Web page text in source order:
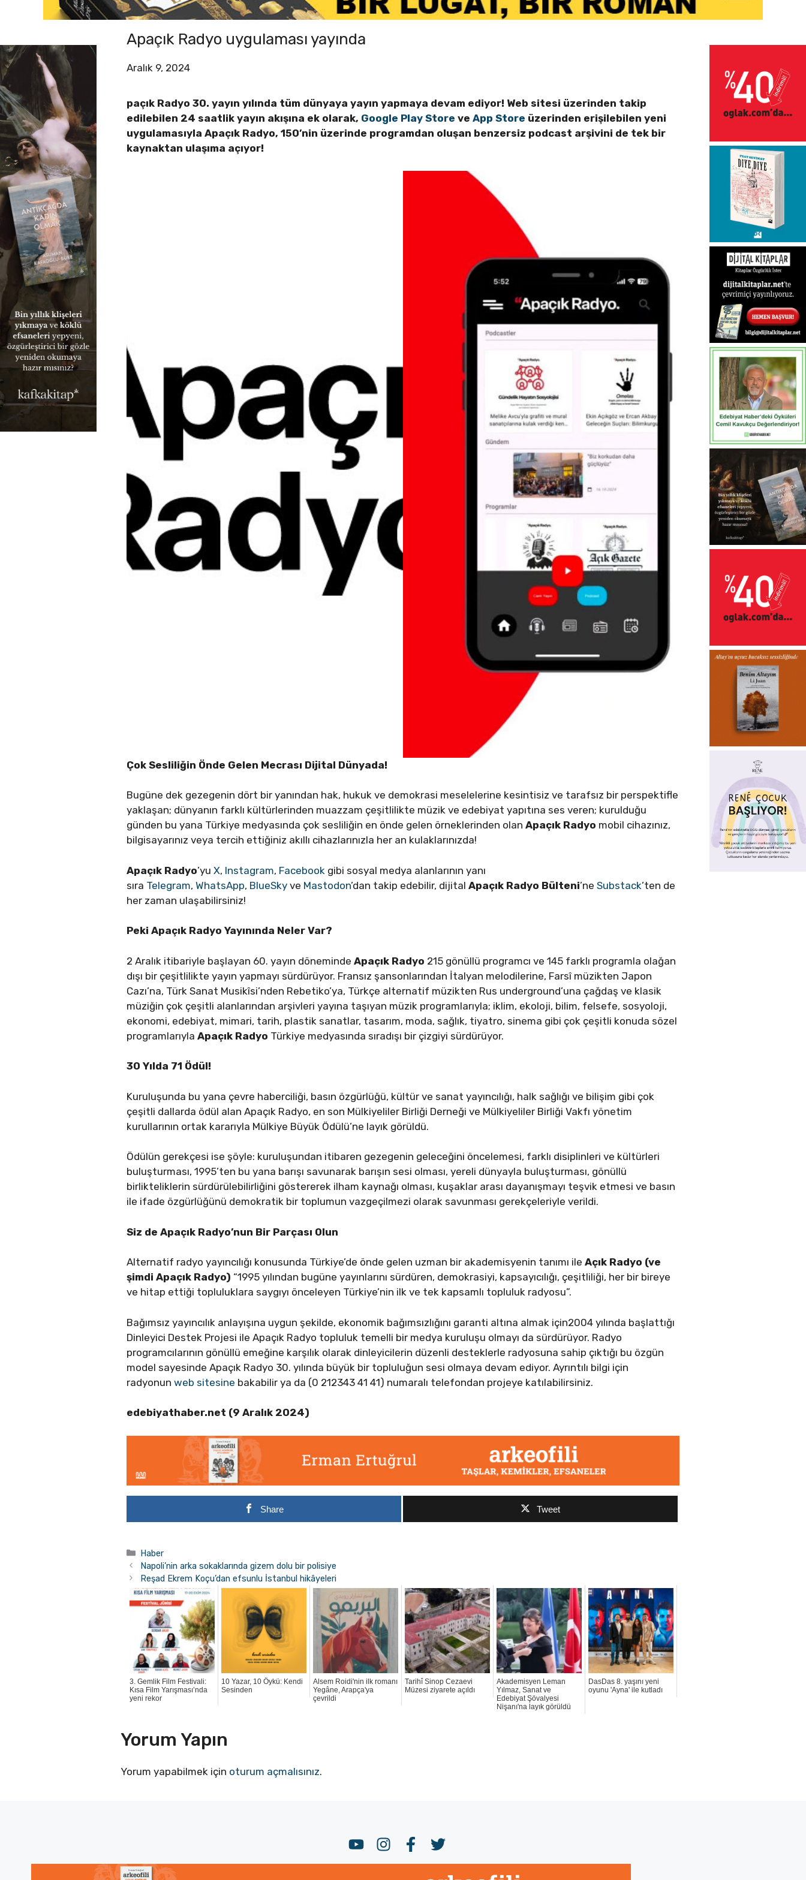
Apaçık Radyo uygulaması yayında
Aralık 9, 2024
paçık Radyo 30. yayın yılında tüm dünyaya yayın yapmaya devam ediyor! Web sitesi üzerinden takip
edilebilen 24 saatlik yayın akışına ek olarak, Google Play Store veApp Store üzerinden erişilebilen yeni
uygulamasıyla Apaçık Radyo, 150’nin üzerinde programdan oluşan benzersiz podcast arşivini de tek bir
kaynaktan ulaşıma açıyor!
Çok Sesliliğin Önde Gelen Mecrası Dijital Dünyada!
Bugüne dek gezegenin dört bir yanından hak, hukuk ve demokrasi meselelerine kesintisiz ve tarafsız bir perspektifle
yaklaşan; dünyanın farklı kültürlerinden muazzam çeşitlilikte müzik ve edebiyat yapıtına ses veren; kurulduğu
günden bu yana Türkiye medyasında çok sesliliğin en önde gelen örneklerinden olanApaçık Radyo mobil cihazınız,
bilgisayarınız veya tercih ettiğiniz akıllı cihazlarınızla her an kulaklarınızda!
Apaçık Radyo’yuX, Instagram, Facebook gibi sosyal medya alanlarının yanı
sıra Telegram,WhatsApp, BlueSky ve Mastodon’dan takip edebilir, dijitalApaçık Radyo Bülteni’neSubstack’ten de
her zaman ulaşabilirsiniz!
Peki Apaçık Radyo Yayınında Neler Var?
2 Aralık itibariyle başlayan 60. yayın dönemindeApaçık Radyo 215 gönüllü programcı ve 145 farklı programla olağan
dışı bir çeşitlilikte yayın yapmayı sürdürüyor. Fransız şansonlarından İtalyan melodilerine, Farsî müzikten Japon
Cazı’na, Türk Sanat Musikîsi’nden Rebetiko’ya, Türkçe alternatif müzikten Rus underground’una çağdaş ve klasik
müziğin çok çeşitli alanlarından arşivleri yayına taşıyan müzik programlarıyla; iklim, ekoloji, bilim, felsefe, sosyoloji,
ekonomi, edebiyat, mimari, tarih, plastik sanatlar, tasarım, moda, sağlık, tiyatro, sinema gibi çok çeşitli konuda sözel
programlarıylaApaçık Radyo Türkiye medyasında sıradışı bir çizgiyi sürdürüyor.
30 Yılda 71 Ödül!
Kuruluşunda bu yana çevre haberciliği, basın özgürlüğü, kültür ve sanat yayıncılığı, halk sağlığı ve bilişim gibi çok
çeşitli dallarda ödül alan Apaçık Radyo, en son Mülkiyeliler Birliği Derneği ve Mülkiyeliler Birliği Vakfı yönetim
kurullarının ortak kararıyla Mülkiye Büyük Ödülü’ne layık görüldü.
Ödülün gerekçesi ise şöyle: kuruluşundan itibaren gezegenin geleceğini öncelemesi, farklı disiplinleri ve kültürleri
buluşturması, 1995’ten bu yana barışı savunarak barışın sesi olması, yereli dünyayla buluşturması, gönüllü
birlikteliklerin sürdürülebilirliğini göstererek ilham kaynağı olması, kuşaklar arası dayanışmayı teşvik etmesi ve basın
ile ifade özgürlüğünü demokratik bir toplumun vazgeçilmezi olarak savunması gerekçeleriyle verildi.
Siz de Apaçık Radyo’nun Bir Parçası Olun
Alternatif radyo yayıncılığı konusunda Türkiye’de önde gelen uzman bir akademisyenin tanımı ileAçık Radyo (ve
şimdi Apaçık Radyo) “1995 yılından bugüne yayınlarını sürdüren, demokrasiyi, kapsayıcılığı, çeşitliliği, her bir bireye
ve hitap ettiği topluluklara saygıyı önceleyen Türkiye’nin ilk ve tek kapsamlı topluluk radyosu”.
Bağımsız yayıncılık anlayışına uygun şekilde, ekonomik bağımsızlığını garanti altına almak için2004 yılında başlattığı
Dinleyici Destek Projesi ile Apaçık Radyo topluluk temelli bir medya kuruluşu olmayı da sürdürüyor. Radyo
programcılarının gönüllü emeğine karşılık olarak dinleyicilerin düzenli desteklerle radyosuna sahip çıktığı bu özgün
model sayesinde Apaçık Radyo 30. yılında büyük bir topluluğun sesi olmaya devam ediyor. Ayrıntılı bilgi için
radyonunweb sitesine bakabilir ya da (0 212343 41 41) numaralı telefondan projeye katılabilirsiniz.
edebiyathaber.net (9 Aralık 2024)
Share Tweet
Kategoriler
Haber
Napoli’nin arka sokaklarında gizem dolu bir polisiye
Reşad Ekrem Koçu’dan efsunlu İstanbul hikâyeleri
3. Gemlik Film Festivali:
Kısa Film Yarışması’nda
yeni rekor
10 Yazar, 10 Öykü: Kendi
Sesinden
Alsem Roidi'nin ilk romanı
Yegâne, Arapça'ya
çevrildi
Tarihî Sinop Cezaevi
Müzesi ziyarete açıldı
Akademisyen Leman
Yılmaz, Sanat ve
Edebiyat Şövalyesi
Nişanı'na layık görüldü
DasDas 8. yaşını yeni
oyunu 'Ayna' ile kutladı
Yorum Yapın
Yorum yapabilmek için oturum açmalısınız.